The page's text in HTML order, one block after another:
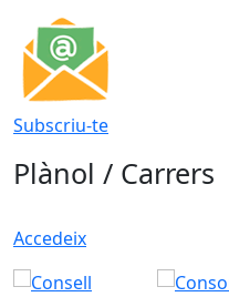
Subscriu-te
Plànol / Carrers
Accedeix